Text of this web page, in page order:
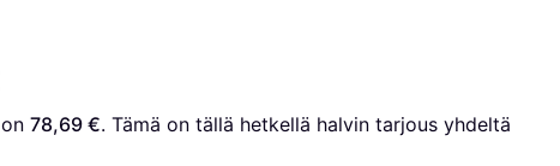
on 78,69 €. Tämä on tällä hetkellä halvin tarjous yhdeltä